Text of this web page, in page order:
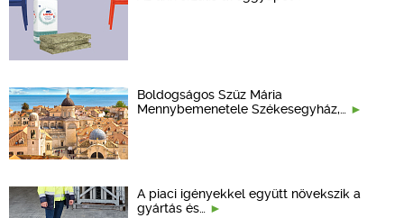
Boldogságos Szűz Mária
Mennybemenetele Székesegyház,…
A piaci igényekkel együtt növekszik a
gyártás és…